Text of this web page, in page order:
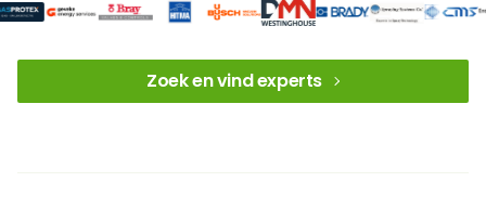
Zoek en vind experts